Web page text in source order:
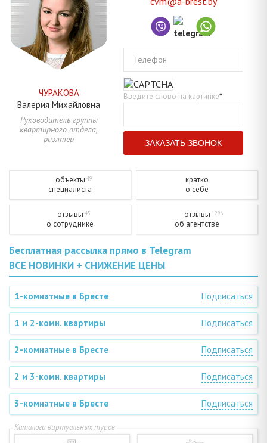
ЧУРАКОВА
Валерия Михайловна
Руководитель группы
квартирного отдела,
риэлтер
Телефон
Введите слово на картинке*
объекты 49
специалиста
кратко
о себе
отзывы 45
о сотруднике
отзывы 1296
об агентстве
Бесплатная рассылка прямо в Telegram
ВСЕ НОВИНКИ + СНИЖЕНИЕ ЦЕНЫ
1-комнатные в Бресте Подписаться
1 и 2-комн. квартиры Подписаться
2-комнатные в Бресте Подписаться
2 и 3-комн. квартиры Подписаться
3-комнатные в Бресте Подписаться